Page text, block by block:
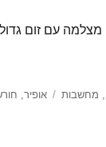
מצלמה עם זום
, מחשבות תגיות
אופיר,